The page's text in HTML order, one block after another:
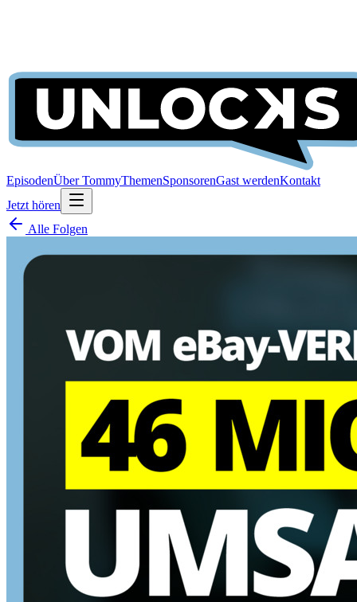
EpisodenÜber TommyThemenSponsorenGast werdenKontakt
Jetzt hören
Alle Folgen